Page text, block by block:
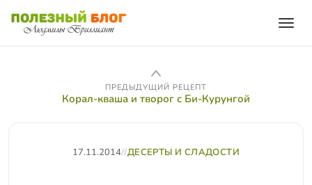
ПРЕДЫДУЩИЙ РЕЦЕПТ
Корал-кваша и творог с Би-Курунгой
17.11.2014//ДЕСЕРТЫ И СЛАДОСТИ